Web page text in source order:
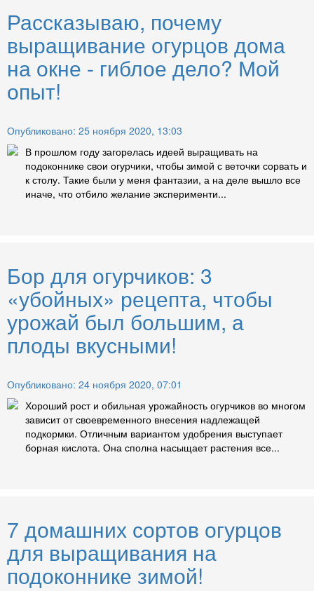
Рассказываю, почему
выращивание огурцов дома
на окне - гиблое дело? Мой
опыт!
Опубликовано: 25 ноября 2020, 13:03
В прошлом году загорелась идеей выращивать на
подоконнике свои огурчики, чтобы зимой с веточки сорвать и
к столу. Такие были у меня фантазии, а на деле вышло все
иначе, что отбило желание эксперименти...
Бор для огурчиков: 3
«убойных» рецепта, чтобы
урожай был большим, а
плоды вкусными!
Опубликовано: 24 ноября 2020, 07:01
Хороший рост и обильная урожайность огурчиков во многом
зависит от своевременного внесения надлежащей
подкормки. Отличным вариантом удобрения выступает
борная кислота. Она сполна насыщает растения все...
7 домашних сортов огурцов
для выращивания на
подоконнике зимой!